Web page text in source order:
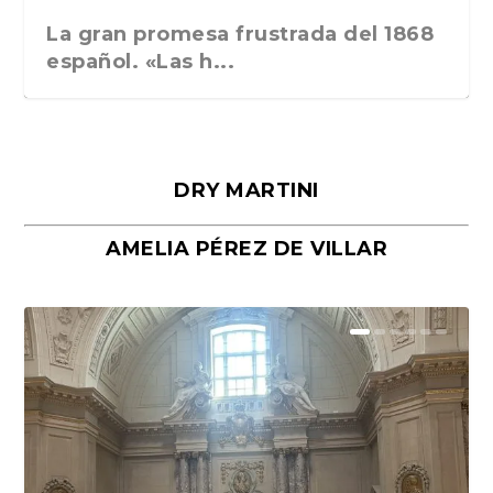
La gran promesa frustrada del 1868
español. «Las h...
Málaga, verso en azul, de Rafael
Porras y Salvador...
«La cocina hebrea. Alimentación
del pueblo judío e...
DRY MARTINI
AMELIA PÉREZ DE VILLAR